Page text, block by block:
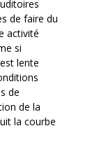
de faire du
activité
si
lente
de
de la
la courbe